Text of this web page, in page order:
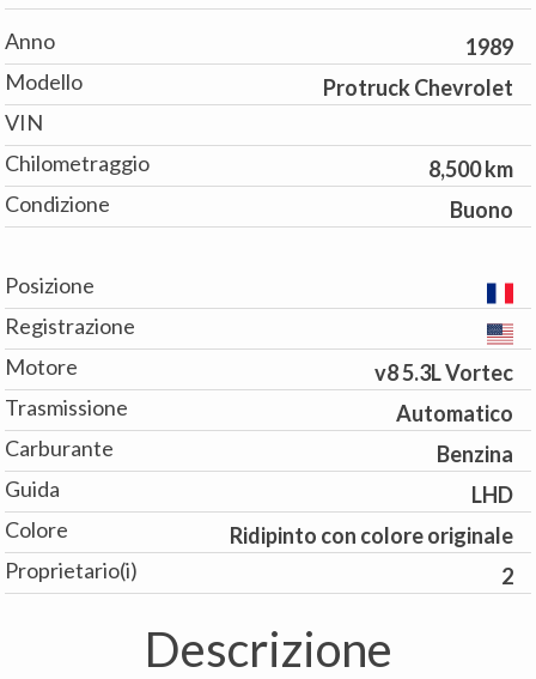
Anno
1989
Modello
Protruck Chevrolet
VIN
Chilometraggio
8,500 km
Condizione
Buono
Posizione
Registrazione
Motore
v8 5.3L Vortec
Trasmissione
Automatico
Carburante
Benzina
Guida
LHD
Colore
Ridipinto con colore originale
Proprietario(i)
2
Descrizione